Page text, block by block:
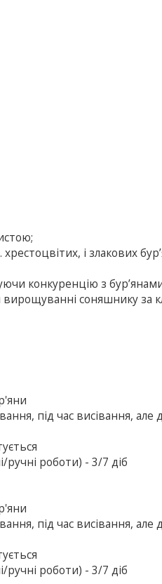
і злакових
конкуренцію з
соняшнику за
під час висівання, але
ручні роботи) - 3/7 діб
під час висівання, але
ручні роботи) - 3/7 діб